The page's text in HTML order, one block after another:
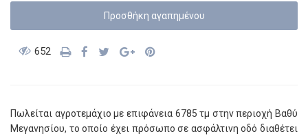
Προσθήκη αγαπημένoυ
652
Πωλείται αγροτεμάχιο με επιφάνεια 6785 τμ στην περιοχή Βαθύ
Μεγανησίου, το οποίο έχει πρόσωπο σε ασφάλτινη οδό διαθέτει